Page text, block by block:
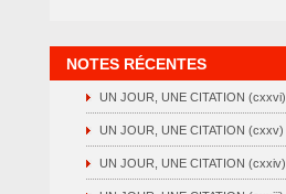
NOTES RÉCENTES
UN JOUR, UNE CITATION (cxxvi)
UN JOUR, UNE CITATION (cxxv)
UN JOUR, UNE CITATION (cxxiv)